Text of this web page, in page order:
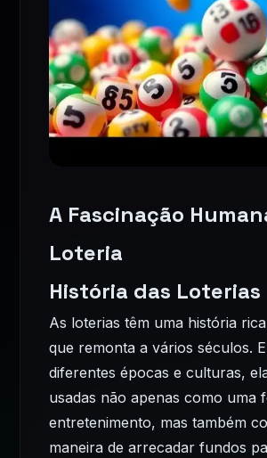
A Fascinação
Loteria
História das Loterias
As loterias têm uma história
que remonta a vários séculos.
diferentes épocas e culturas,
usadas não apenas como uma
entretenimento, mas também
maneira de arrecadar fundos